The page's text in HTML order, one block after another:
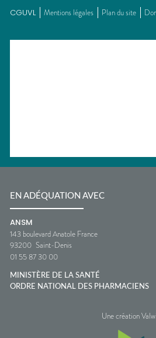
CGUVL Mentions légales Plan du site
EN ADÉQUATION AVEC
ANSM
143 boulevard Anatole France
93200 Saint-Denis
01 55 87 30 00
MINISTÈRE DE LA SANTÉ
ORDRE NATIONAL DES PHARMACIENS
Une création